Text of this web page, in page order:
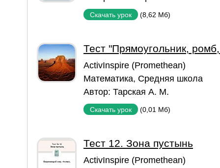
Скачать урок (8,62 Мб)
Тест "Прямоугольник,
ActivInspire (Promethean)
Математика, Средняя школа
Автор: Тарская А. М.
Скачать урок (0,01 Мб)
Тест 12. Зона пустынь
ActivInspire (Promethean)